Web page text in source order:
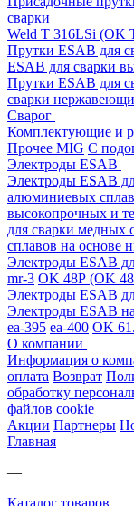
сварки
Weld T 316LSi (OK
Прутки ESAB для
ESAB для сварки
Прутки ESAB для
сварки
Сварог
Комплектующие и
Прочее MIG С
Электроды ESAB
Электроды ESAB
алюминиевых
высокопрочных и
для сварки медных
сплавов на основе
Электроды ESAB
mr-3 OK 48Р (OK
Электроды ESAB
Электроды ESAB
ea-395 ea-400 OK
О компании
Информация о
оплата Возврат
обработку
файлов cookie
Акции Партнеры
Главная
—
Каталог товаров